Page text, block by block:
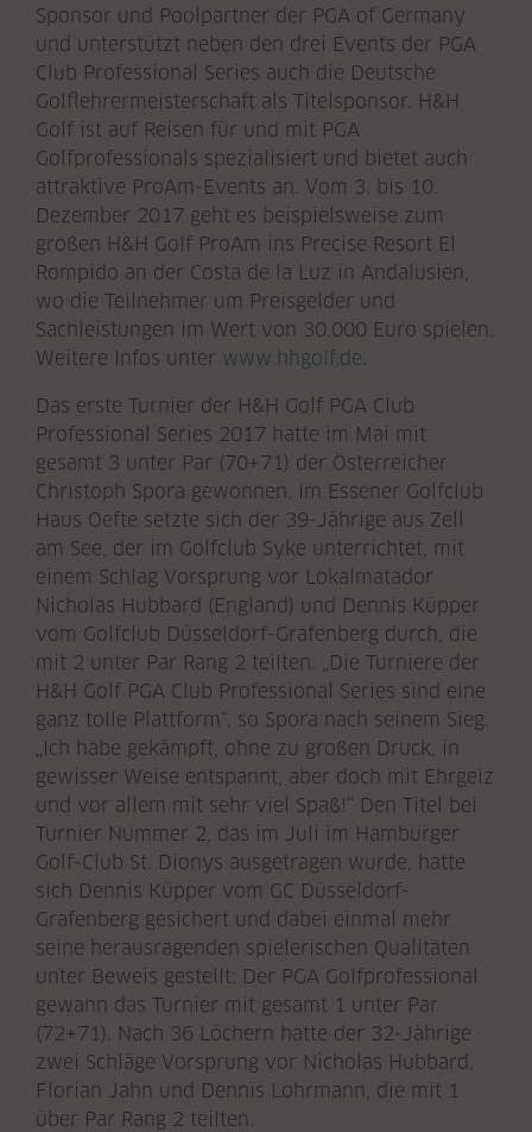
Sponsor und Poolpartner der PGA of Germany
und unterstützt neben den drei Events der PGA
Club Professional Series auch die Deutsche
Golflehrermeisterschaft als Titelsponsor. H&H
Golf ist auf Reisen für und mit PGA
Golfprofessionals spezialisiert und bietet auch
attraktive ProAm-Events an. Vom 3. bis 10.
Dezember 2017 geht es beispielsweise zum
großen H&H Golf ProAm ins Precise Resort El
Rompido an der Costa de la Luz in Andalusien,
wo die Teilnehmer um Preisgelder und
Sachleistungen im Wert von 30.000 Euro spielen.
Weitere Infos unter www.hhgolf.de.
Das erste Turnier der H&H Golf PGA Club
Professional Series 2017 hatte im Mai mit
gesamt 3 unter Par (70+71) der Österreicher
Christoph Spora gewonnen. Im Essener Golfclub
Haus Oefte setzte sich der 39-Jährige aus Zell
am See, der im Golfclub Syke unterrichtet, mit
einem Schlag Vorsprung vor Lokalmatador
Nicholas Hubbard (England) und Dennis Küpper
vom Golfclub Düsseldorf-Grafenberg durch, die
mit 2 unter Par Rang 2 teilten. „Die Turniere der
H&H Golf PGA Club Professional Series sind eine
ganz tolle Plattform“, so Spora nach seinem Sieg.
„Ich habe gekämpft, ohne zu großen Druck, in
gewisser Weise entspannt, aber doch mit Ehrgeiz
und vor allem mit sehr viel Spaß!“ Den Titel bei
Turnier Nummer 2, das im Juli im Hamburger
Golf-Club St. Dionys ausgetragen wurde, hatte
sich Dennis Küpper vom GC Düsseldorf-
Grafenberg gesichert und dabei einmal mehr
seine herausragenden spielerischen Qualitäten
unter Beweis gestellt: Der PGA Golfprofessional
gewann das Turnier mit gesamt 1 unter Par
(72+71). Nach 36 Löchern hatte der 32-Jährige
zwei Schläge Vorsprung vor Nicholas Hubbard,
Florian Jahn und Dennis Lohrmann, die mit 1
über Par Rang 2 teilten.